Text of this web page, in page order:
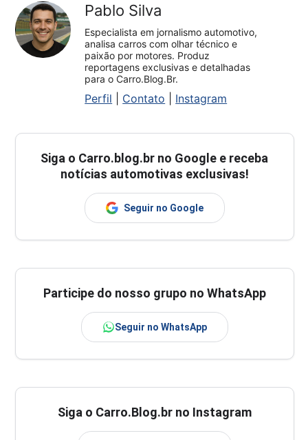
Pablo Silva
Especialista em jornalismo automotivo,
analisa carros com olhar técnico e
paixão por motores. Produz
reportagens exclusivas e detalhadas
para o Carro.Blog.Br.
Perfil Contato Instagram
Siga o Carro.blog.br no Google e receba
notícias automotivas exclusivas!
Seguir no Google
Participe do nosso grupo no WhatsApp
Seguir no WhatsApp
Siga o Carro.Blog.br no Instagram